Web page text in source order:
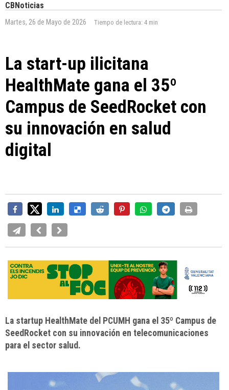
CBNoticias
Martes, 26 de Mayo de 2026 Tiempo de lectura: 4 min
La start-up ilicitana
HealthMate gana el 35º
Campus de SeedRocket con
su innovación en salud
digital
La startup HealthMate del PCUMH gana el 35º Campus de
SeedRocket con su innovación en telecomunicaciones
para el sector salud.